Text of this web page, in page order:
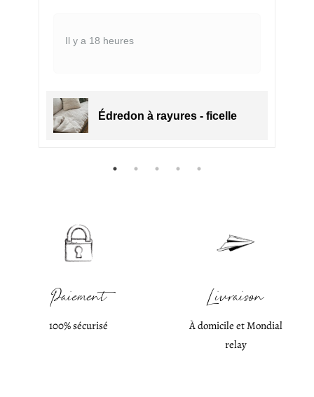
Il y a 18 heures
Édredon à rayures - ficelle
Paiement
100% sécurisé
Livraison
À domicile et Mondial
relay